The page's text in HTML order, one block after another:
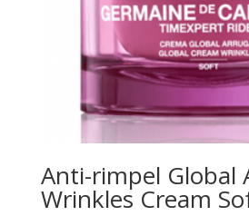
Anti-rimpel Global
Wrinkles Cream